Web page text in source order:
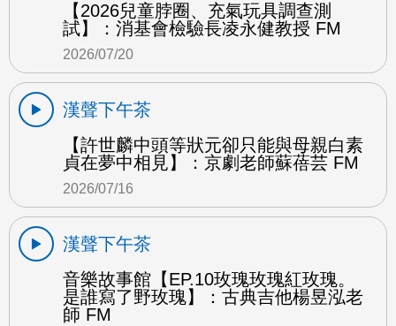
【2026兒童脖圈、充氣玩具調查測
試】：消基會檢驗長凌永健教授 FM
2026/07/20
漢聲下午茶
【許世麟中頭等狀元卻只能與母親白素
貞在夢中相見】：京劇老師蘇蓓芸 FM
2026/07/16
漢聲下午茶
音樂故事館【EP.10玫瑰玫瑰紅玫瑰。
是誰寫了野玫瑰】：古典吉他楊昱泓老
師 FM